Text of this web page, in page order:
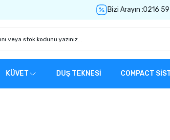
Bizi Arayın :0216
KÜVET DUŞ TEKNESİ COMPACT